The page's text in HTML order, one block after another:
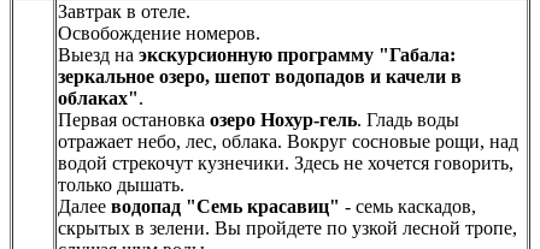
Завтрак в отеле.
Освобождение номеров.
Выезд на экскурсионную программу "Габала:
зеркальное озеро, шепот водопадов и качели в
облаках".
Первая остановка озеро Нохур-гель. Гладь воды
отражает небо, лес, облака. Вокруг сосновые рощи, над
водой стрекочут кузнечики. Здесь не хочется говорить,
только дышать.
Далее водопад "Семь красавиц" - семь каскадов,
скрытых в зелени. Вы пройдете по узкой лесной тропе,